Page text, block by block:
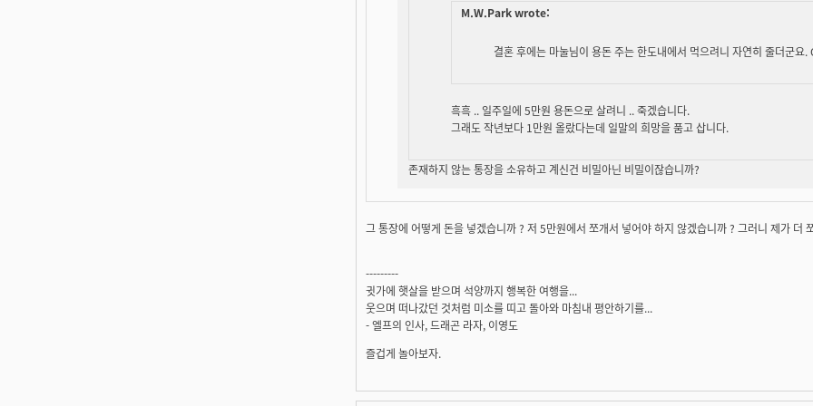
M.W.Park wrote:
결혼 후에는 마눌님이 용돈 주는 한도내에서 먹으려니 자연히 줄더군요.
흑흑 .. 일주일에 5만원 용돈으로 살려니 .. 죽겠습니다.
그래도 작년보다 1만원 올랐다는데 일말의 희망을 품고 삽니다.
존재하지 않는 통장을 소유하고 계신건 비밀아닌 비밀이잖습니까?
그 통장에 어떻게 돈을 넣겠습니까 ? 저 5만원에서 쪼개서 넣어야 하지 않겠습니까 ? 그러니 제가 더
---------
귓가에 햇살을 받으며 석양까지 행복한 여행을...
웃으며 떠나갔던 것처럼 미소를 띠고 돌아와 마침내 평안하기를...
- 엘프의 인사, 드래곤 라자, 이영도
즐겁게 놀아보자.